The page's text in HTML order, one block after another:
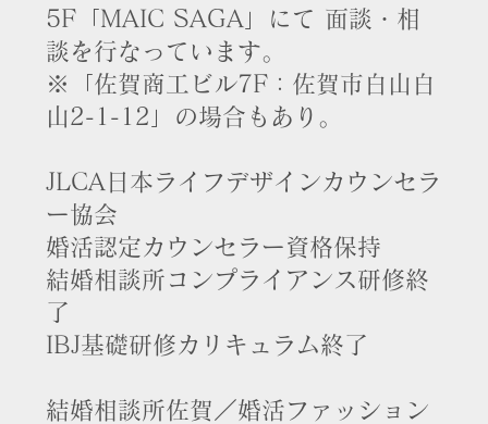
5F「MAIC SAGA」にて 面談・相
談を行なっています。
※「佐賀商工ビル7F：佐賀市白山白
山2-1-12」の場合もあり。
JLCA日本ライフデザインカウンセラ
ー協会
婚活認定カウンセラー資格保持
結婚相談所 コンプライアンス研修終
了
IBJ基礎研修カリキュラム終了
結婚相談所佐賀 ／婚活ファッション